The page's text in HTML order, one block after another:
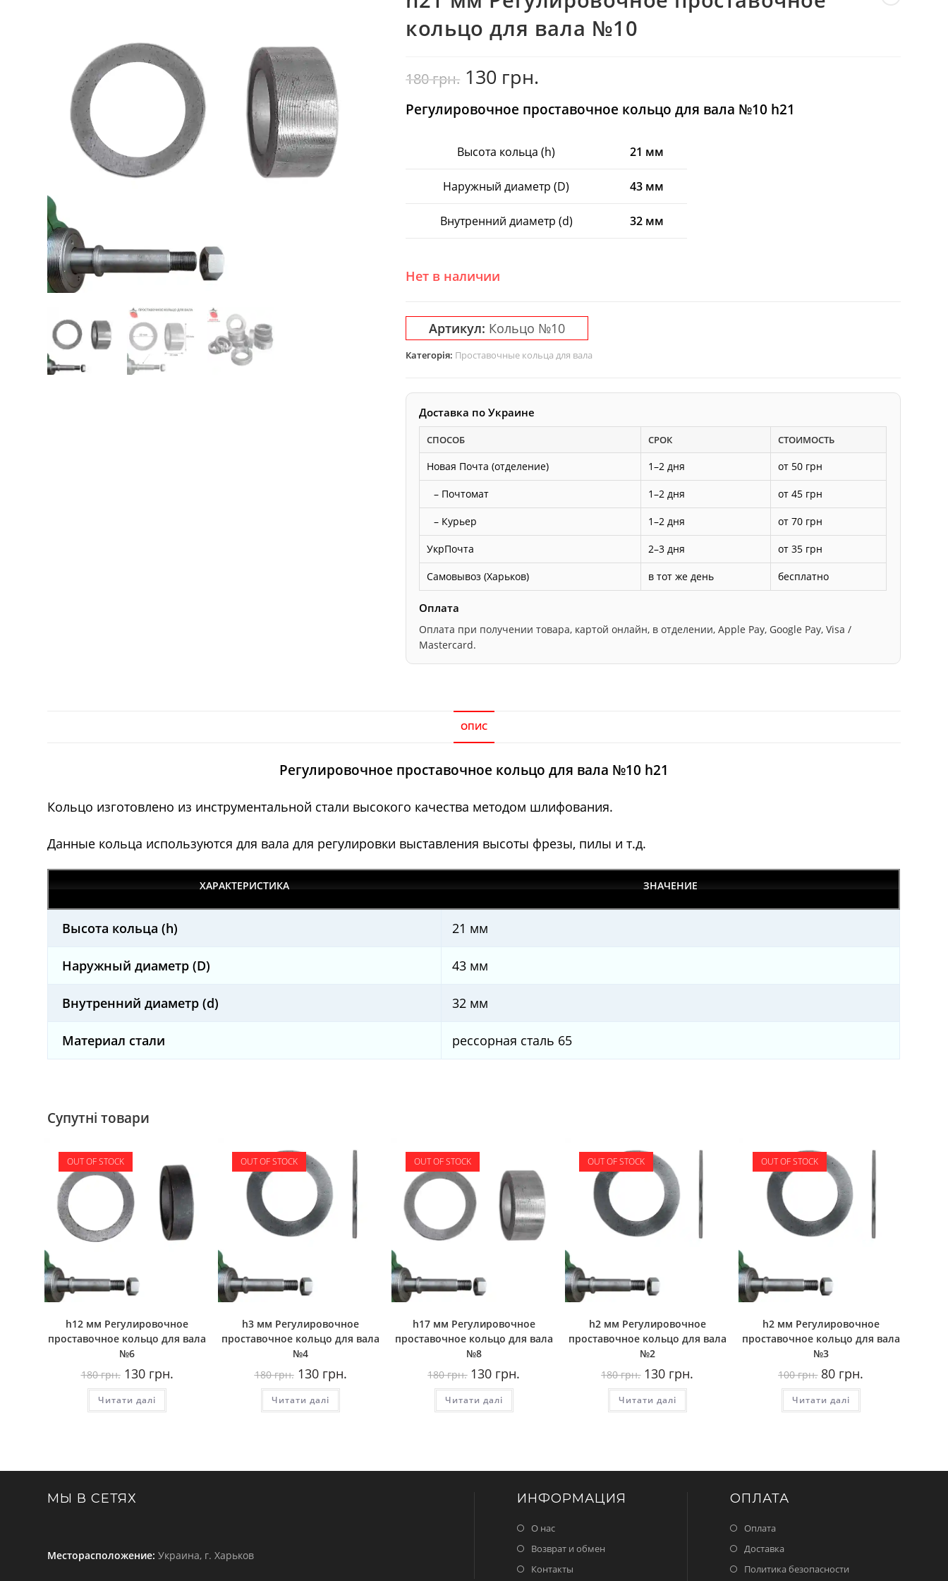
кольцо для вала №10
180грн. Оригінальна
ціна:
180
130 грн.
Регулировочное проставочное кольцо для вала №10 h21
Высота кольца (h) 21 мм
Наружный диаметр (D) 43 мм
Внутренний диаметр (d) 32 мм
Нет в наличии
Артикул: Кольцо №10
Категорія: Проставочные кольца для вала
Доставка по Украине
СПОСОБ СРОК СТОИМОСТЬ
Новая Почта (отделение) 1–2 дня от 50 грн
– Почтомат 1–2 дня от 45 грн
– Курьер 1–2 дня от 70 грн
УкрПочта 2–3 дня от 35 грн
Самовывоз (Харьков) в тот же день бесплатно
Оплата
Оплата при получении товара, картой онлайн, в отделении, Apple Pay, Google Pay, Visa /
Mastercard.
ОПИС
Регулировочное проставочное кольцо для вала №10 h21
Кольцо изготовлено из инструментальной стали высокого качества методом шлифования.
Данные кольца используются для вала для регулировки выставления высоты фрезы, пилы и т.д.
ХАРАКТЕРИСТИКА ЗНАЧЕНИЕ
Высота кольца (h) 21 мм
Наружный диаметр (D) 43 мм
Внутренний диаметр (d) 32 мм
Материал стали рессорная сталь 65
Супутні товари
OUT OF STOCK
h12 мм Регулировочное
проставочное кольцо для вала
№6
180грн. Оригінальна
ціна:
180
грн..
130грн.ціна:
Читати далі
OUT OF STOCK
h3 мм Регулировочное
проставочное кольцо для вала
№4
180грн. Оригінальна
ціна:
180
грн..
130грн.ціна:
Читати далі
OUT OF STOCK
h17 мм Регулировочное
проставочное кольцо для вала
№8
180грн. Оригінальна
ціна:
180
грн..
130 грн.
Читати далі
OUT OF STOCK
h2 мм Регулировочное
проставочное кольцо для вала
№2
180грн. Оригінальна
ціна:
180
грн..
130 грн.
Читати далі
OUT OF STOCK
h2 мм Регулировочное
проставочное кольцо для вала
№3
100грн. Оригінальна
ціна:
100
грн..
80 грн.
Читати далі
МЫ В СЕТЯХ
Месторасположение: Украина, г. Харьков
ИНФОРМАЦИЯ
О нас
Возврат и обмен
Контакты
ОПЛАТА
Оплата
Доставка
Политика безопасности